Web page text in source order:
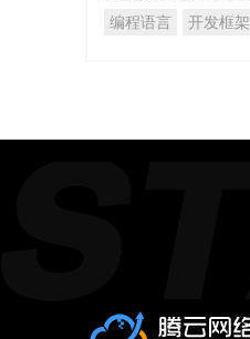
编程语言 开发框架